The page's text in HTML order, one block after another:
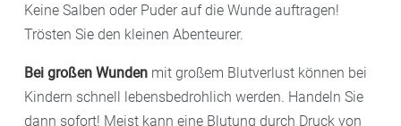
Keine Salben oder Puder auf die Wunde auftragen!
Trösten Sie den kleinen Abenteurer.
Bei großen Wunden mit großem Blutverlust können bei
Kindern schnell lebensbedrohlich werden. Handeln Sie
dann sofort! Meist kann eine Blutung durch Druck von